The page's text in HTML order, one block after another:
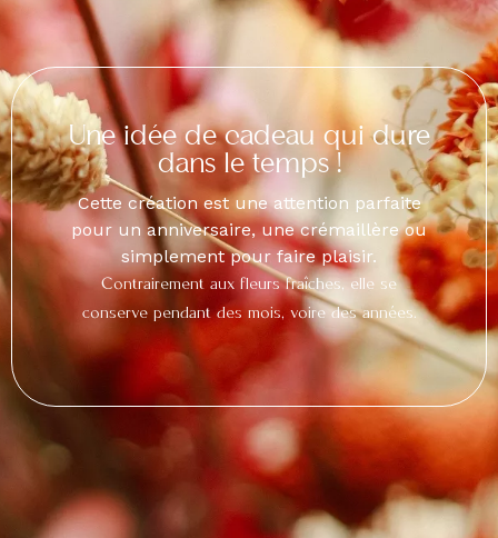
Une idée de cadeau qui dure
dans le temps !
Cette création est une attention parfaite
pour un anniversaire, une crémaillère ou
simplement pour faire plaisir.
Contrairement aux fleurs fraîches, elle se
conserve pendant des mois, voire des années.